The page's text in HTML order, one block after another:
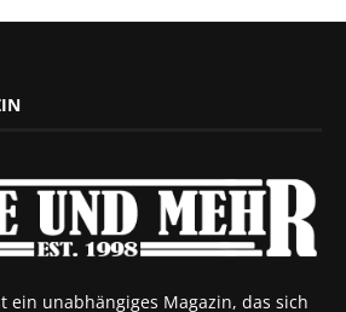
ein unabhängiges Magazin, das sich